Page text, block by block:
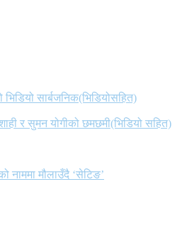
सार्बजनिक(भिडियोसहित)
र सुमन योगीको छमछमी(भिडियो सहित)
नाममा मौलाउँदै ‘सेटिङ’